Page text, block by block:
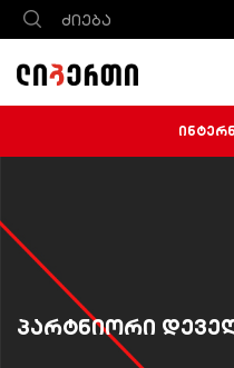
პარტნიორი